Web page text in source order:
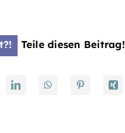
Teile diesen Beitrag!